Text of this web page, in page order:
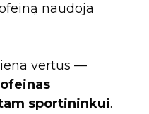
naudoja
vertus —
sportininkui.